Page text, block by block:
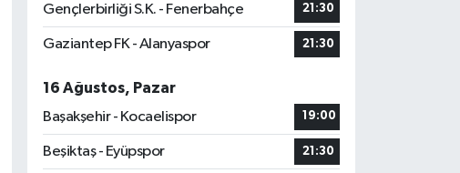
Gençlerbirliği S.K. - Fenerbahçe 21:30
Gaziantep FK - Alanyaspor 21:30
16 Ağustos, Pazar
Başakşehir - Kocaelispor
19:00
Beşiktaş - Eyüpspor 21:30